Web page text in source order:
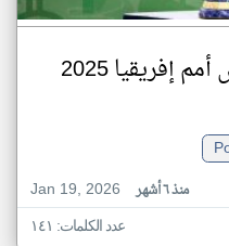
إفريقيا 2025
Jan 19, 2026
منذ ٦ أشهر
عدد الكلمات: ١٤١